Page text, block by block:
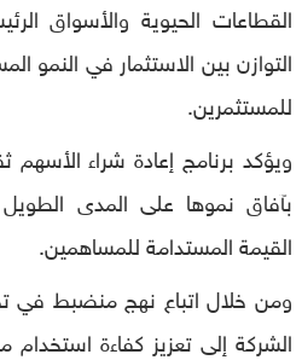
القطاعات الحيوية والأسواق
التوازن بين الاستثمار في النمو
للمستثمرين.
ويؤكد برنامج إعادة شراء الأسهم
بآفاق نموها على المدى الطويل
القيمة المستدامة للمساهمين.
ومن خلال اتباع نهج منضبط
الشركة إلى تعزيز كفاءة استخدام